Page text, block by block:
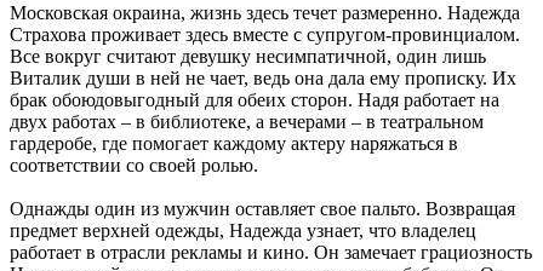
Московская окраина, жизнь здесь течет размеренно. Надежда
Страхова проживает здесь вместе с супругом-провинциалом.
Все вокруг считают девушку несимпатичной, один лишь
Виталик души в ней не чает, ведь она дала ему прописку. Их
брак обоюдовыгодный для обеих сторон. Надя работает на
двух работах – в библиотеке, а вечерами – в театральном
гардеробе, где помогает каждому актеру наряжаться в
соответствии со своей ролью.
Однажды один из мужчин оставляет свое пальто. Возвращая
предмет верхней одежды, Надежда узнает, что владелец
работает в отрасли рекламы и кино. Он замечает грациозность